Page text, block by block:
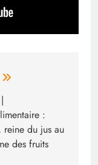
:
reine du jus au
des fruits